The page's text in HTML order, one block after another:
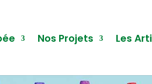
Nos Projets Les